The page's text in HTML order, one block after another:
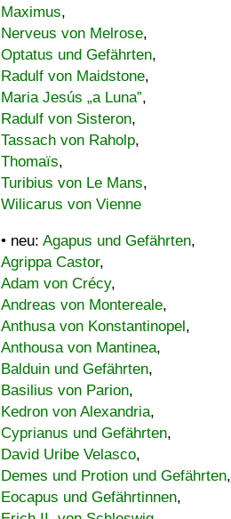
Maximus,
Nerveus von Melrose,
Optatus und Gefährten,
Radulf von Maidstone,
Maria Jesús „a Luna”,
Radulf von Sisteron,
Tassach von Raholp,
Thomaïs,
Turibius von Le Mans,
Wilicarus von Vienne
• neu: Agapus und Gefährten,
Agrippa Castor,
Adam von Crécy,
Andreas von Montereale,
Anthusa von Konstantinopel,
Anthousa von Mantinea,
Balduin und Gefährten,
Basilius von Parion,
Kedron von Alexandria,
Cyprianus und Gefährten,
David Uribe Velasco,
Demes und Protion und Gefährten,
Eocapus und Gefährtinnen,